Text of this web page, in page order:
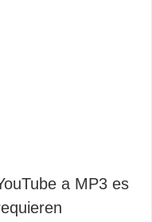
a MP3 es